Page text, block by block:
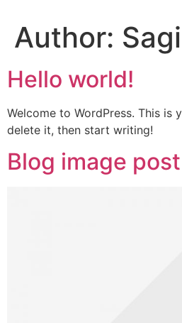
Author:
Hello world!
Welcome to WordPress. This is
delete it, then start writing!
Blog image post